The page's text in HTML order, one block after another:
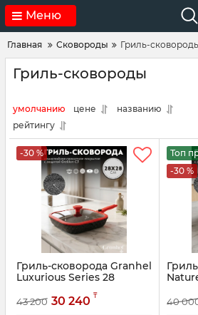
Меню
Главная Сковороды Гриль-
Гриль-сковороды
умолчанию цене
названию
рейтингу
-30 %
Гриль-сковорода Granhel
Luxurious Series 28
BSG1428 (RED)
43 200 30 240 ₸
Топ
-30 %
40